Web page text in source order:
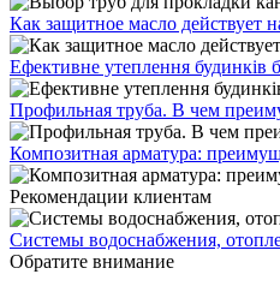
Как защитное масло действует
Ефективне утеплення будинків
Профильная труба. В чем
Композитная арматура:
Рекомендации клиентам
Системы водоснабжения,
Обратите внимание